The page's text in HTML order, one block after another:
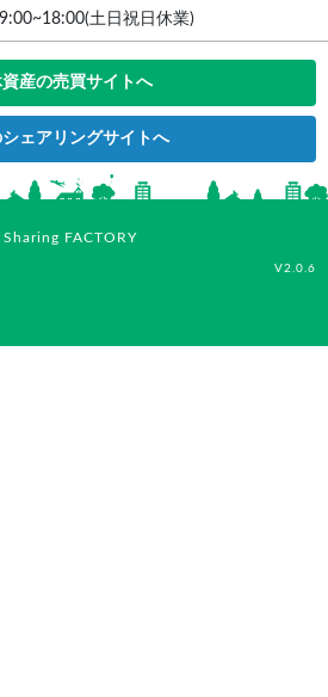
土日祝日休業)
産の売買サイトへ
ェアリングサイトへ
FACTORY
V2.0.6